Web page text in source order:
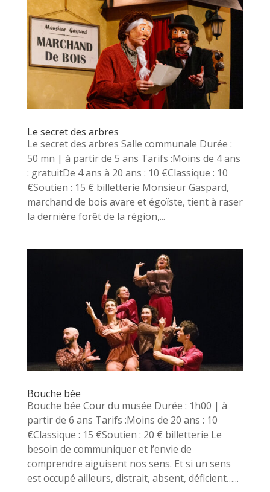
Le secret des arbres
Le secret des arbres Salle communale Durée :
50 mn | à partir de 5 ans Tarifs :Moins de 4 ans
: gratuitDe 4 ans à 20 ans : 10 €Classique : 10
€Soutien : 15 € billetterie Monsieur Gaspard,
marchand de bois avare et égoïste, tient à raser
la dernière forêt de la région,...
Bouche bée
Bouche bée Cour du musée Durée : 1h00 | à
partir de 6 ans Tarifs :Moins de 20 ans : 10
€Classique : 15 €Soutien : 20 € billetterie Le
besoin de communiquer et l’envie de
comprendre aiguisent nos sens. Et si un sens
est occupé ailleurs, distrait, absent, déficient…...